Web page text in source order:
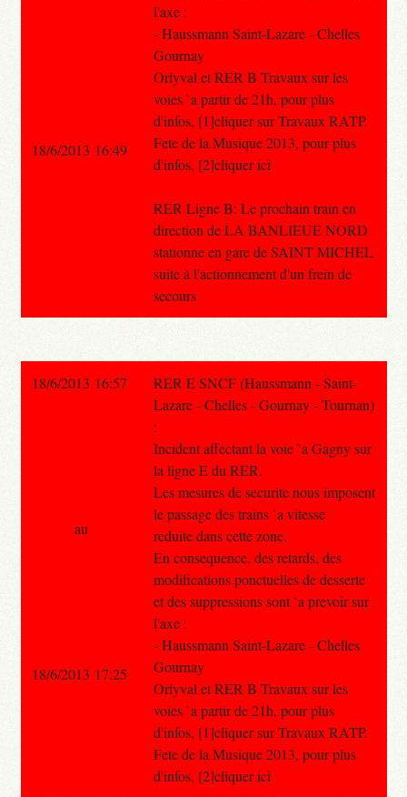
l'axe :
- Haussmann Saint-Lazare - Chelles
Gournay
Orlyval et RER B Travaux sur les
voies `a partir de 21h, pour plus
d'infos, [1]cliquer sur Travaux RATP.
Fete de la Musique 2013, pour plus
d'infos, [2]cliquer ici
RER Ligne B: Le prochain train en
direction de LA BANLIEUE NORD
stationne en gare de SAINT MICHEL
suite à l'actionnement d'un frein de
secours
18/6/2013 16:49
18/6/2013 16:57
RER E SNCF (Haussmann - Saint-
Lazare - Chelles - Gournay - Tournan)
:
Incident affectant la voie `a Gagny sur
la ligne E du RER.
Les mesures de securite nous imposent
le passage des trains `a vitesse
reduite dans cette zone.
En consequence, des retards, des
modifications ponctuelles de desserte
et des suppressions sont `a prevoir sur
l'axe :
- Haussmann Saint-Lazare - Chelles
Gournay
Orlyval et RER B Travaux sur les
voies `a partir de 21h, pour plus
d'infos, [1]cliquer sur Travaux RATP.
Fete de la Musique 2013, pour plus
d'infos, [2]cliquer ici
au
18/6/2013 17:25